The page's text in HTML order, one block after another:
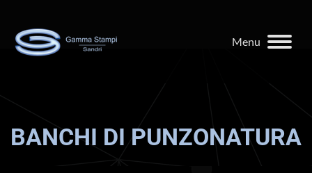
Menu
BANCHI DI PUNZONATURA